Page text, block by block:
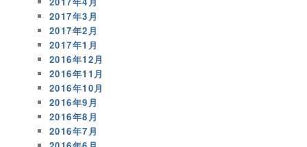
2017年3月
2017年2月
2017年1月
2016年12月
2016年11月
2016年10月
2016年9月
2016年8月
2016年7月